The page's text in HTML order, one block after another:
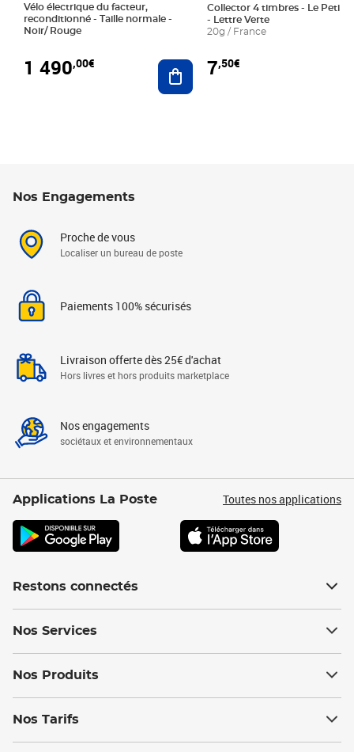
Vélo électrique du facteur,
reconditionné - Taille normale -
Noir/ Rouge
1 490,00€ Ajouter au panier
Collector 4 timbres - Le Petit
- Lettre Verte
20g / France
7,50€
Nos Engagements
Proche de vous
Localiser un bureau de poste
Paiements 100% sécurisés
Livraison offerte dès 25€ d'achat
Hors livres et hors produits marketplace
Nos engagements
sociétaux et environnementaux
Applications La Poste Toutes nos applications
Restons connectés
Nos Services
Nos Produits
Nos Tarifs